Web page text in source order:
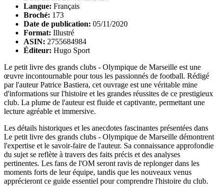
Langue: Français
Broché: 173
Date de publication: 05/11/2020
Format: Illustré
ASIN: 2755684984
Éditeur: Hugo Sport
Le petit livre des grands clubs - Olympique de Marseille est une
œuvre incontournable pour tous les passionnés de football. Rédigé
par l'auteur Patrice Bastiera, cet ouvrage est une véritable mine
d'informations sur l'histoire et les grandes réussites de ce prestigieux
club. La plume de l'auteur est fluide et captivante, permettant une
lecture agréable et immersive.
Les détails historiques et les anecdotes fascinantes présentées dans
Le petit livre des grands clubs - Olympique de Marseille démontrent
l'expertise et le savoir-faire de l'auteur. Sa connaissance approfondie
du sujet se reflète à travers des faits précis et des analyses
pertinentes. Les fans de l'OM seront ravis de replonger dans les
moments forts de leur équipe, tandis que les nouveaux venus
apprécieront ce guide essentiel pour comprendre l'histoire du club.